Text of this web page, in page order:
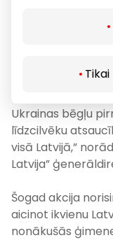
un iedvesmojošu
Pagājušajā gadā
Ukrainas bēgļu
līdzcilvēku
visā Latvijā,”
Latvija”
Šogad akcija
aicinot ikvienu
nonākušās